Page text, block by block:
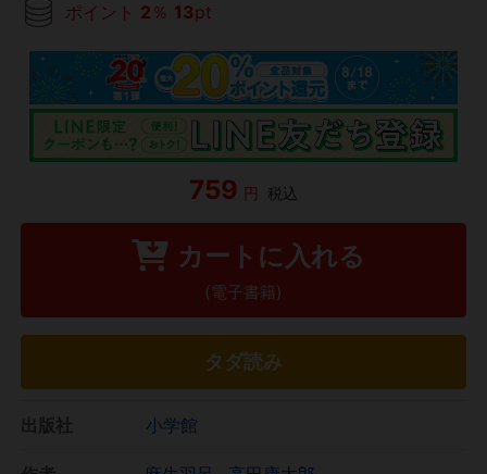
ポイント 2 ％ 13pt
759 円 税込
カートに入れる
(電子書籍)
タダ読み
小学館